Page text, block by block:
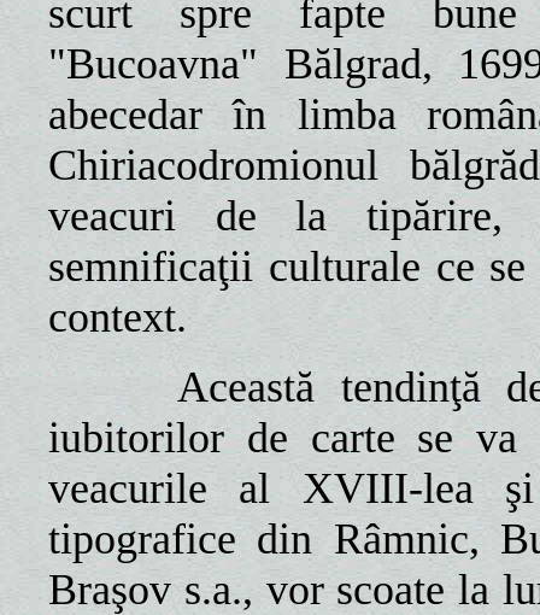
scurt spre fapte bune
"Bucoavna" Bălgrad,
abecedar în limba
Chiriacodromionul
veacuri de la tipărire,
semnificaţii culturale ce
context.
Această tendinţă
iubitorilor de carte se
veacurile al XVIII-lea
tipografice din Râmnic,
Braşov s.a., vor scoate la